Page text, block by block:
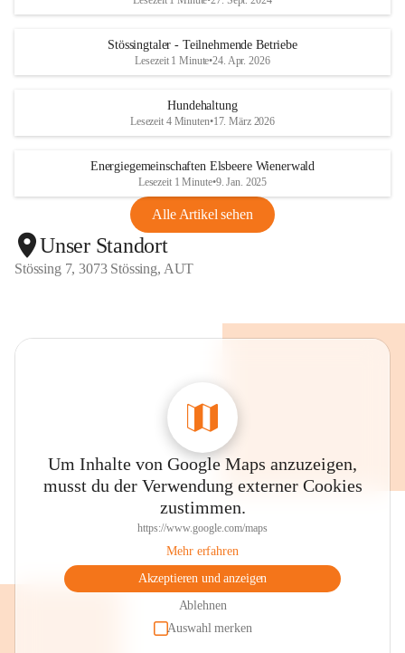
Stössingtaler - Teilnehmende Betriebe
Lesezeit 1 Minute•24. Apr. 2026
Hundehaltung
Lesezeit 4 Minuten•17. März 2026
Energiegemeinschaften Elsbeere Wienerwald
Lesezeit 1 Minute•9. Jan. 2025
Alle Artikel sehen
Unser Standort
Stössing 7, 3073 Stössing, AUT
Um Inhalte von Google Maps anzuzeigen,
musst du der Verwendung externer Cookies
zustimmen.
https://www.google.com/maps
Mehr erfahren
Akzeptieren und anzeigen
Ablehnen
Auswahl merken